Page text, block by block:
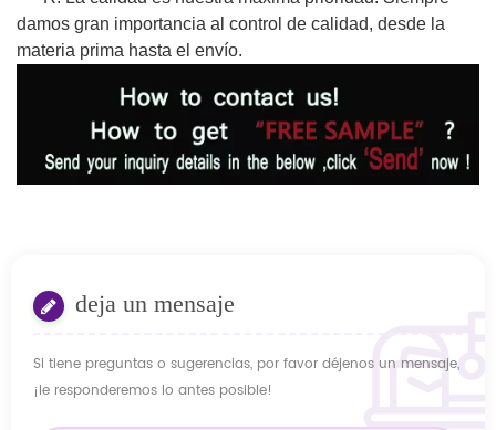
damos gran importancia al control de calidad, desde la
materia prima hasta el envío.
deja un mensaje
Si tiene preguntas o sugerencias, por favor déjenos un mensaje,
¡le responderemos lo antes posible!